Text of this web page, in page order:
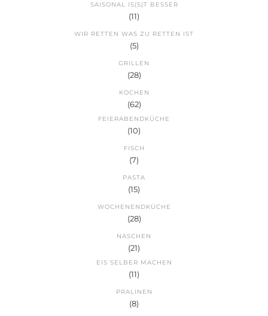
SAISONAL IS(S)T BESSER
(11)
WIR RETTEN WAS ZU RETTEN IST
(5)
GRILLEN
(28)
KOCHEN
(62)
FEIERABENDKÜCHE
(10)
FISCH
(7)
PASTA
(15)
WOCHENENDKÜCHE
(28)
NASCHEN
(21)
EIS SELBER MACHEN
(11)
PRALINEN
(8)